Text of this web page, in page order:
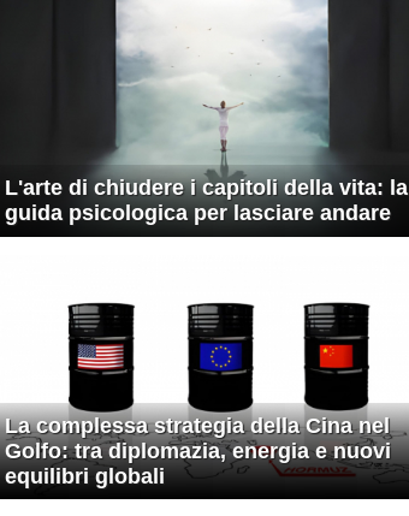
L'arte di chiudere i capitoli della vita: la
guida psicologica per lasciare andare
La complessa strategia della Cina nel
Golfo: tra diplomazia, energia e nuovi
equilibri globali